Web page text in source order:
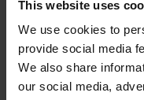
This website uses
We use cookies to
provide social media
We also share
our social media,
bijna